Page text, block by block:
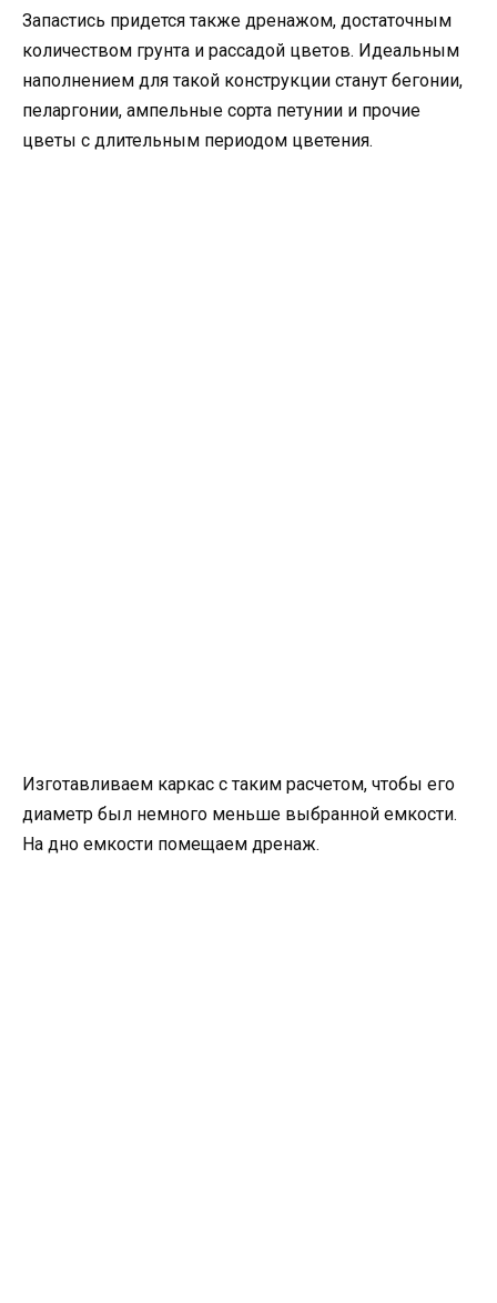
Запастись придется также дренажом, достаточным
количеством грунта и рассадой цветов. Идеальным
наполнением для такой конструкции станут бегонии,
пеларгонии, ампельные сорта петунии и прочие
цветы с длительным периодом цветения.
Изготавливаем каркас с таким расчетом, чтобы его
диаметр был немного меньше выбранной емкости.
На дно емкости помещаем дренаж.